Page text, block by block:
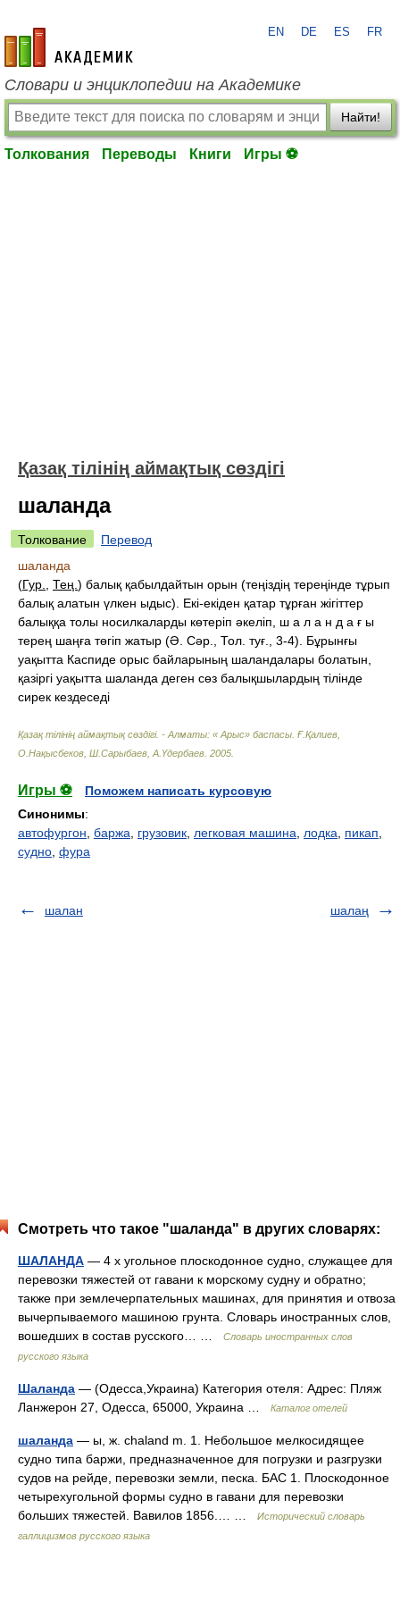
academic.ru
EN DE ES FR
Словари и энциклопедии на Академике
Найти!
Толкования Переводы Книги Игры ⚽
Қазақ тілінің аймақтық сөздігі
шаланда
Толкование
Перевод
шаланда
(Гур. Тең. ) балық қабылдайтын орын (теңіздің тереңінде тұрып
балық алатын үлкен ыдыс). Екі-екіден қатар тұрған жігіттер
балыққа толы носилкаларды көтеріп әкеліп, ш а л а н д а ғ ы
терең шаңға төгіп жатыр (Ә. Сәр., Тол. туғ., 3-4). Бұрынғы
уақытта Каспиде орыс байларының шаландалары болатын,
қазіргі уақытта шаланда деген сөз балықшылардың тілінде
сирек кездеседі
Қазақ тілінің аймақтық сөздігі. - Алматы: « Арыс» баспасы Ғ.Қалиев,
О.Нақысбеков, Ш.Сарыбаев, А.Үдербаев 2005
Игры ⚽
Поможем написать курсовую
Синонимы:
автофургон баржа грузовик легковая машина лодка пикап
судно фура
шалан шалаң
Смотреть что такое "шаланда" в других словарях:
ШАЛАНДА — 4 х угольное плоскодонное судно, служащее для
перевозки тяжестей от гавани к морскому судну и обратно;
также при землечерпательных машинах, для принятия и отвоза
вычерпываемого машиною грунта. Словарь иностранных слов,
вошедших в состав русского… …
Словарь иностранных слов
русского языка
Шаланда — (Одесса,Украина) Категория отеля: Адрес: Пляж
Ланжерон 27, Одесса, 65000, Украина …
Каталог отелей
шаланда — ы, ж. chaland m. 1. Небольшое мелкосидящее
судно типа баржи, предназначенное для погрузки и разгрузки
судов на рейде, перевозки земли, песка. БАС 1. Плоскодонное
четырехугольной формы судно в гавани для перевозки
больших тяжестей. Вавилов 1856.… …
Исторический словарь
галлицизмов русского языка